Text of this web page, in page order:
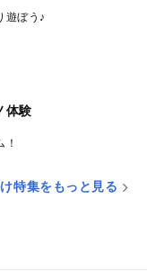
遊ぼう♪
体験
特集をもっと見る